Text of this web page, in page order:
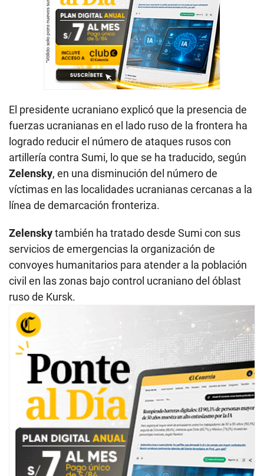
El presidente ucraniano explicó que la presencia de
fuerzas ucranianas en el lado ruso de la frontera ha
logrado reducir el número de ataques rusos con
artillería contra Sumi, lo que se ha traducido, según
Zelensky, en una disminución del número de
víctimas en las localidades ucranianas cercanas a la
línea de demarcación fronteriza.
Zelenskytambién ha tratado desde Sumi con sus
servicios de emergencias la organización de
convoyes humanitarios para atender a la población
civil en las zonas bajo control ucraniano del óblast
ruso de Kursk.